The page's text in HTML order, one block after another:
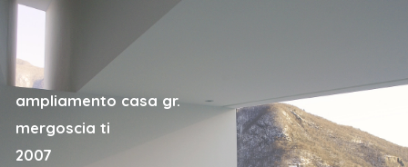
ampliamento casa gr.
mergoscia ti
2007